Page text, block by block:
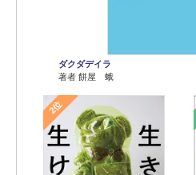
ダクダデイラ
著者 餅屋 蛾
2位